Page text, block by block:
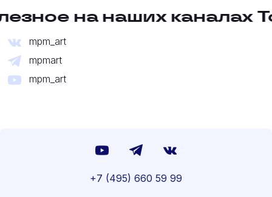
на наших каналах
mpm_art
mpmart
mpm_art
+7 (495) 660 59 99